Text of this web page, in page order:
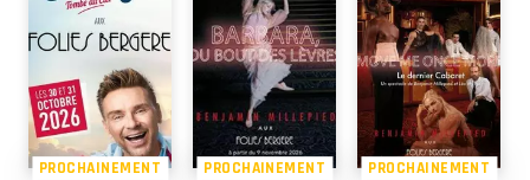
PROCHAINEMENT PROCHAINEMENT PROCHAINEMENT